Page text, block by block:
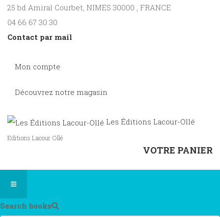
25 bd Amiral Courbet, NIMES 30000 , FRANCE
04 66 67 30 30
Contact par mail
Mon compte
Découvrez notre magasin
Les Éditions Lacour-Ollé
Editions Lacour Ollé
VOTRE PANIER
Search books